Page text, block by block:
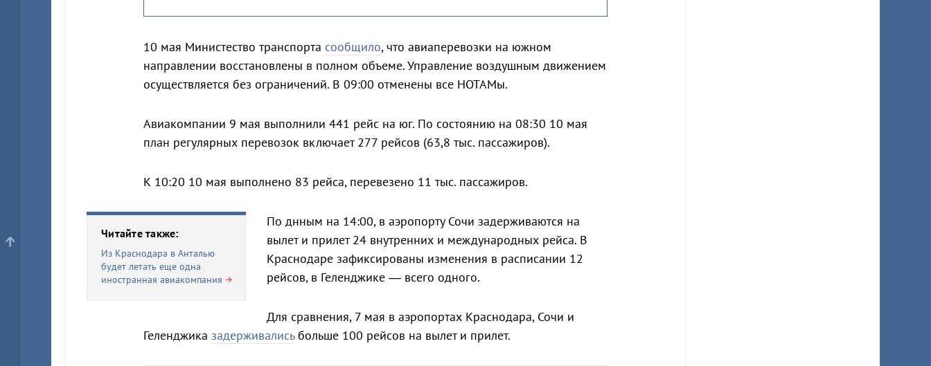
10 мая Министество транспорта сообщило, что авиаперевозки на южном
направлении восстановлены в полном объеме. Управление воздушным движением
осуществляется без ограничений. В 09:00 отменены все НОТАМы.
Авиакомпании 9 мая выполнили 441 рейс на юг. По состоянию на 08:30 10 мая
план регулярных перевозок включает 277 рейсов (63,8 тыс. пассажиров).
К 10:20 10 мая выполнено 83 рейса, перевезено 11 тыс. пассажиров.
Читайте также:
Из Краснодара в Анталью
будет летать еще одна
иностранная авиакомпания
По днным на 14:00, в аэропорту Сочи задерживаются на
вылет и прилет 24 внутренних и международных рейса. В
Краснодаре зафиксированы изменения в расписании 12
рейсов, в Геленджике — всего одного.
Для сравнения, 7 мая в аэропортах Краснодара, Сочи и
Геленджика задерживалисьбольше 100 рейсов на вылет и прилет.